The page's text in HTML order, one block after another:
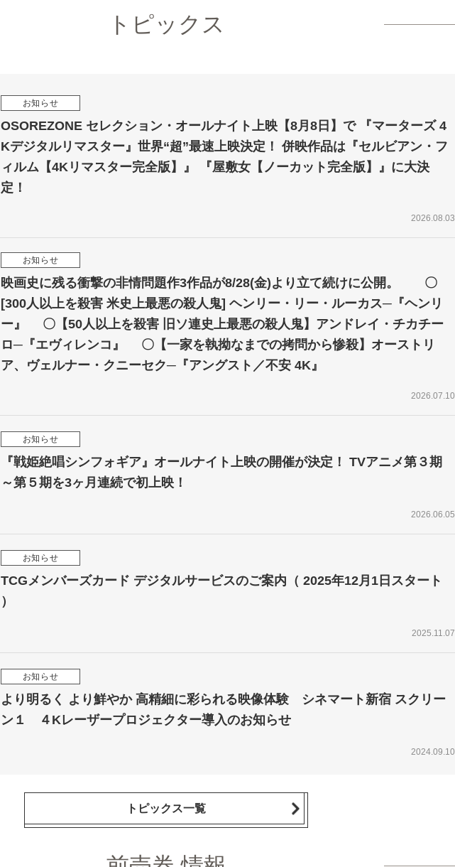
トピックス
お知らせ
OSOREZONE セレクション・オールナイト上映【8月8日】で 『マーターズ 4
Kデジタルリマスター』世界“超”最速上映決定！ 併映作品は『セルビアン・フ
ィルム【4Kリマスター完全版】』 『屋敷女【ノーカット完全版】』に大決
定！
2026.08.03
お知らせ
映画史に残る衝撃の非情問題作3作品が8/28(金)より立て続けに公開。 〇
[300人以上を殺害 米史上最悪の殺人鬼] ヘンリー・リー・ルーカス─『ヘンリ
ー』 〇【50人以上を殺害 旧ソ連史上最悪の殺人鬼】アンドレイ・チカチー
ロ─『エヴィレンコ』 〇【一家を執拗なまでの拷問から惨殺】オーストリ
ア、ヴェルナー・クニーセク─『アングスト／不安 4K』
2026.07.10
お知らせ
『戦姫絶唱シンフォギア』オールナイト上映の開催が決定！ TVアニメ第３期
～第５期を3ヶ月連続で初上映！
2026.06.05
お知らせ
TCGメンバーズカード デジタルサービスのご案内（ 2025年12月1日スタート
）
2025.11.07
お知らせ
より明るく より鮮やか 高精細に彩られる映像体験 シネマート新宿 スクリー
ン１ ４Kレーザープロジェクター導入のお知らせ
2024.09.10
トピックス一覧